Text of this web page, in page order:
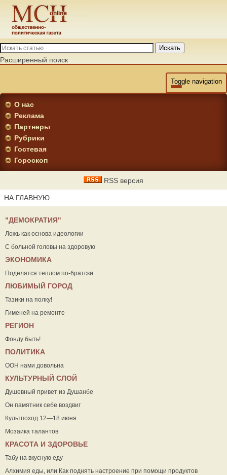
Искать
Расширенный поиск
Toggle navigation
О нас
Реклама
Партнеры
Рубрики
Гостевая
Гороскоп
RSS версия
НА ГЛАВНУЮ
"ДЕМОКРАТИЯ"
Ложь как основа идеологии
С больной головы на здоровую
ЭКОНОМИКА
Поделятся теплом по-братски
ЛЮБИМЫЙ ГОРОД
Тазики на полку!
Гименей на ремонте
РЕГИОН
Фонду быть!
ПОЛИТИКА
ООН нами довольна
КУЛЬТУРНЫЙ СЛОЙ
Душевный привет из Душанбе
Он памятник себе воздвиг
Культпоход 12—18 июня
Мозаика талантов
КРАСОТА И ЗДОРОВЬЕ
Табу на вкусную еду
Алхимия еды, или Как поднять настроение при помощи продуктов